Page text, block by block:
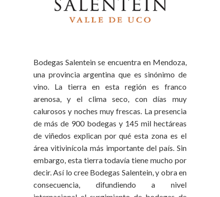
Bodegas Salentein se encuentra en Mendoza,
una provincia argentina que es sinónimo de
vino. La tierra en esta región es franco
arenosa, y el clima seco, con días muy
calurosos y noches muy frescas. La presencia
de más de 900 bodegas y 145 mil hectáreas
de viñedos explican por qué esta zona es el
área vitivinícola más importante del país. Sin
embargo, esta tierra todavía tiene mucho por
decir. Así lo cree Bodegas Salentein, y obra en
consecuencia, difundiendo a nivel